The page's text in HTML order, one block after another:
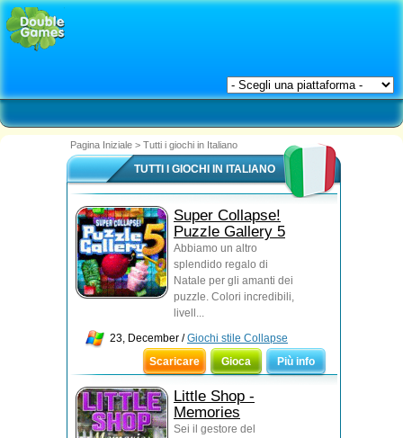
Pagina Iniziale > Tutti i giochi in Italiano
TUTTI I GIOCHI IN ITALIANO
Super Collapse!
Puzzle Gallery 5
Abbiamo un altro
splendido regalo di
Natale per gli amanti dei
puzzle. Colori incredibili,
livell...
23, December /Giochi stile Collapse
Scaricare
Gioca Più info
Little Shop -
Memories
Sei il gestore del